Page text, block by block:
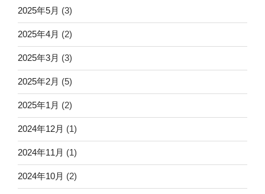
2025年5月 (3)
2025年4月 (2)
2025年3月 (3)
2025年2月 (5)
2025年1月 (2)
2024年12月 (1)
2024年11月 (1)
2024年10月 (2)